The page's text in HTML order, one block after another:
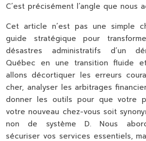
C’est précisément l’angle que nous
Cet article n’est pas une simple
guide stratégique pour
désastres administratifs d’un
Québec en une transition fluide
allons décortiquer les erreurs
cher, analyser les arbitrages
donner les outils pour que votre
votre nouveau chez-vous soit
non de système D. Nous
sécuriser vos services essentiels,